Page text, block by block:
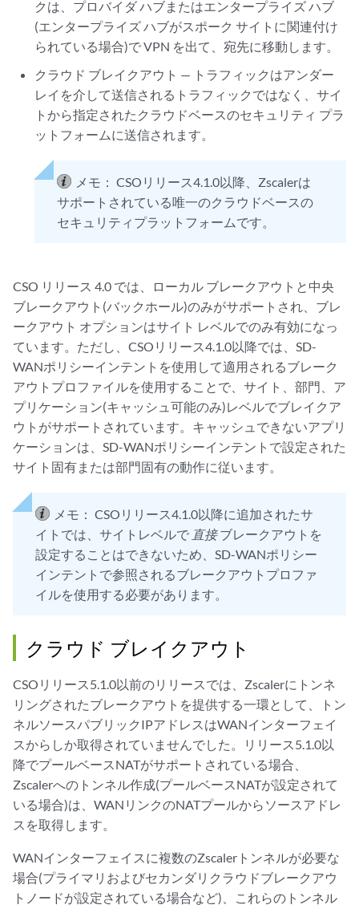
クは、プロバイダ ハブまたはエンタープライズ ハブ
(エンタープライズ ハブがスポーク サイトに関連付け
られている場合)で VPN を出て、宛先に移動します。
クラウド ブレイクアウト — トラフィックはアンダー
レイを介して送信されるトラフィックではなく、サイ
トから指定されたクラウドベースのセキュリティ プラ
ットフォームに送信されます。
メモ： CSOリリース4.1.0以降、Zscalerは
サポートされている唯一のクラウドベースの
セキュリティプラットフォームです。
CSO リリース 4.0 では、ローカル ブレークアウトと中央
ブレークアウト(バックホール)のみがサポートされ、ブレ
ークアウト オプションはサイト レベルでのみ有効になっ
ています。ただし、CSOリリース4.1.0以降では、SD-
WANポリシーインテントを使用して適用されるブレーク
アウトプロファイルを使用することで、サイト、部門、ア
プリケーション(キャッシュ可能のみ)レベルでブレイクア
ウトがサポートされています。キャッシュできないアプリ
ケーションは、SD-WANポリシーインテントで設定された
サイト固有または部門固有の動作に従います。
メモ： CSOリリース4.1.0以降に追加されたサ
イトでは、サイトレベルで 直接ブレークアウトを
設定することはできないため、SD-WANポリシー
インテントで参照されるブレークアウトプロファ
イルを使用する必要があります。
クラウド ブレイクアウト
CSOリリース5.1.0以前のリリースでは、Zscalerにトンネ
リングされたブレークアウトを提供する一環として、トン
ネルソースパブリックIPアドレスはWANインターフェイ
スからしか取得されていませんでした。リリース5.1.0以
降でプールベースNATがサポートされている場合、
Zscalerへのトンネル作成(プールベースNATが設定されて
いる場合)は、WANリンクのNATプールからソースアドレ
スを取得します。
WANインターフェイスに複数のZscalerトンネルが必要な
場合(プライマリおよびセカンダリクラウドブレークアウ
トノードが設定されている場合など)、これらのトンネル